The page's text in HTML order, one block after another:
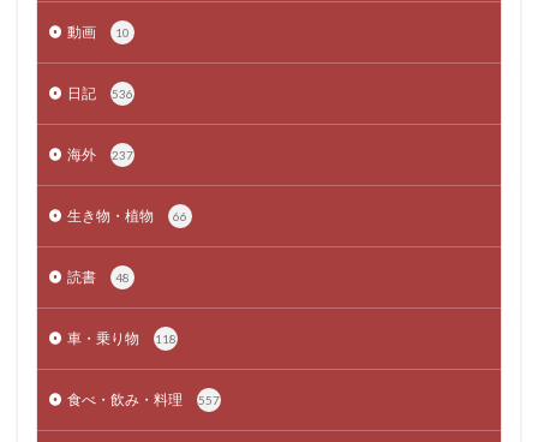
動画 10
日記 536
海外 237
生き物・植物 66
読書 48
車・乗り物 118
食べ・飲み・料理 557